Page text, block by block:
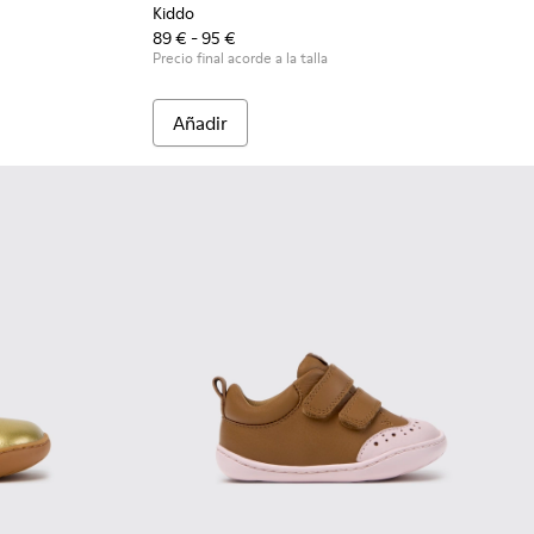
Kiddo
89 € - 95 €
Precio final acorde a la talla
Añadir